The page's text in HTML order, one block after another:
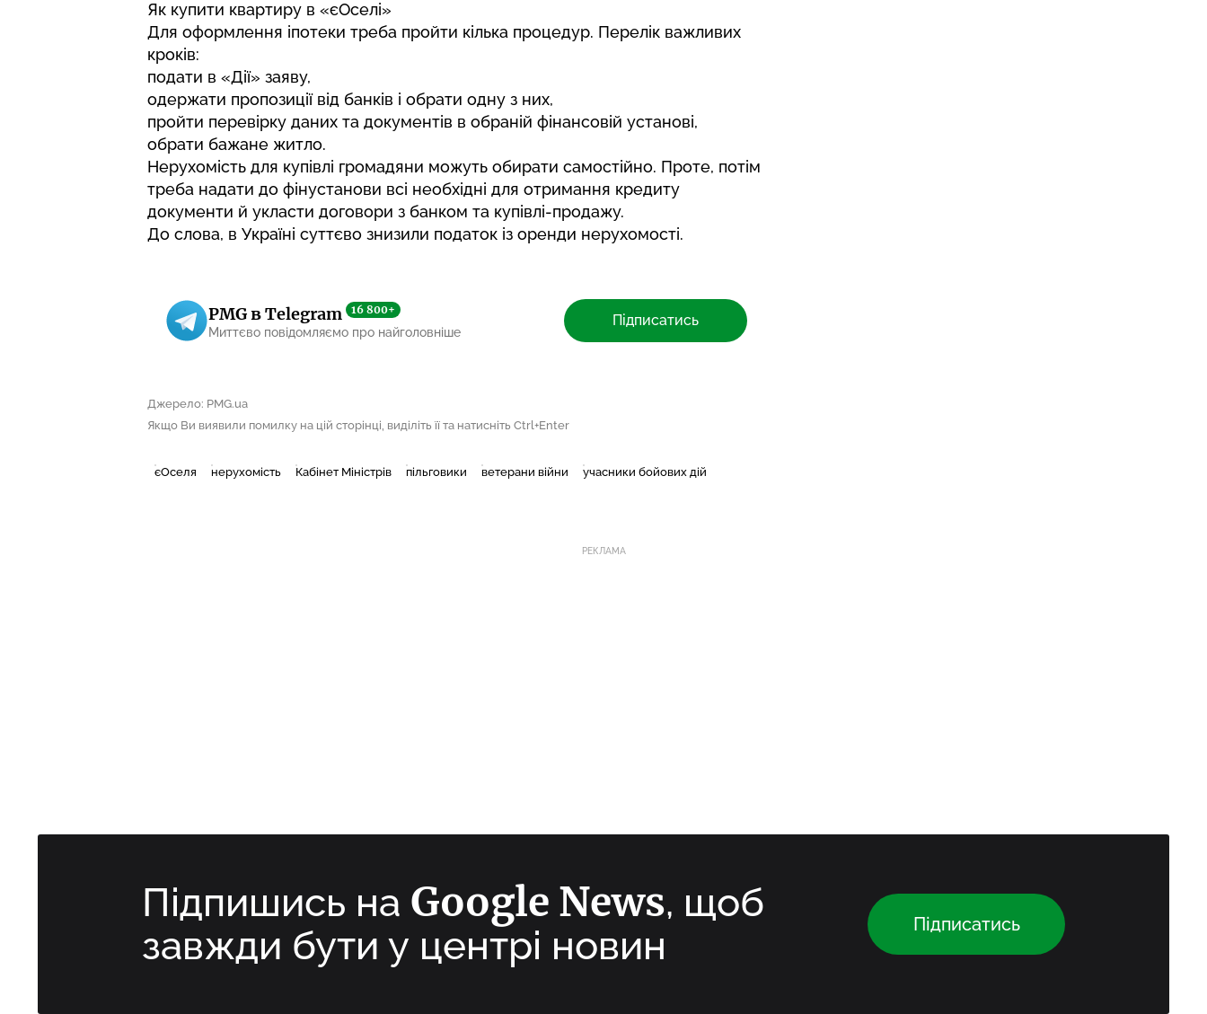
Як купити квартиру в «єОселі»
Для оформлення іпотеки треба пройти кілька процедур. Перелік важливих
кроків:
подати в «Дії» заяву,
одержати пропозиції від банків і обрати одну з них,
пройти перевірку даних та документів в обраній фінансовій установі,
обрати бажане житло.
Нерухомість для купівлі громадяни можуть обирати самостійно. Проте, потім
треба надати до фінустанови всі необхідні для отримання кредиту
документи й укласти договори з банком та купівлі-продажу.
До слова, в Україні суттєво знизили податок із оренди нерухомості.
PMG в Telegram 16 800+
Миттєво повідомляємо про найголовніше
Підписатись
Джерело: PMG.ua
Якщо Ви виявили помилку на цій сторінці, виділіть її та натисніть Ctrl+Enter
єОселя нерухомість Кабінет Міністрів пільговики ветерани війни учасники бойових дій
РЕКЛАМА
Підпишись на Google News, щоб
завжди бути у центрі новин
Підписатись